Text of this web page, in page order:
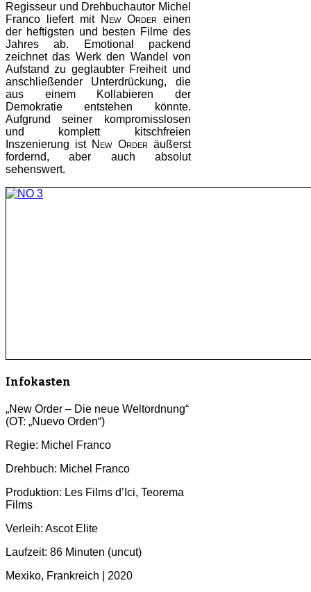
Regisseur und Drehbuchautor Michel
Franco liefert mit New Order einen
der heftigsten und besten Filme des
Jahres ab. Emotional packend
zeichnet das Werk den Wandel von
Aufstand zu geglaubter Freiheit und
anschließender Unterdrückung, die
aus einem Kollabieren der
Demokratie entstehen könnte.
Aufgrund seiner kompromisslosen
und komplett kitschfreien
Inszenierung ist New Orderäußerst
fordernd, aber auch absolut
sehenswert.
Infokasten
„New Order – Die neue Weltordnung“
(OT: „Nuevo Orden“)
Regie: Michel Franco
Drehbuch: Michel Franco
Produktion: Les Films d’Ici, Teorema
Films
Verleih: Ascot Elite
Laufzeit: 86 Minuten (uncut)
Mexiko, Frankreich | 2020